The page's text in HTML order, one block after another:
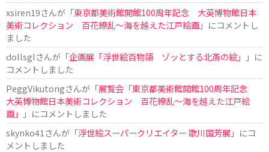
xsiren19さんが「東京都美術館開館100周年記念 大英博物館日本
美術コレクション 百花繚乱～海を越えた江戸絵画」にコメントし
ました
dollsglさんが「企画展「浮世絵百物語 ゾッとする北斎の絵」
」に
コメントしました
PeggVikutongさんが「展覧会「東京都美術館開館100周年記念
大英博物館日本美術コレクション 百花繚乱〜海を越えた江戸絵
画」
」にコメントしました
skynko41 さんが「浮世絵スーパークリエイター 歌川国芳展 」にコ
メントしました